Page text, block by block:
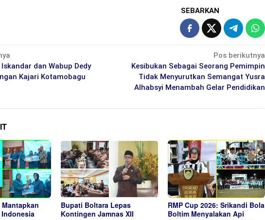
SEBARKAN
dan Wabup Dedy
Kajari Kotamobagu
Pos berikutnya
Kesibukan Sebagai Seorang Pemimpin
Tidak Menyurutkan Semangat Yusra
Alhabsyi Menambah Gelar Pendidikan
Bupati Boltara Lepas
Kontingen Jamnas XII
RMP Cup 2026: Srikandi Bola
Boltim Menyalakan Api